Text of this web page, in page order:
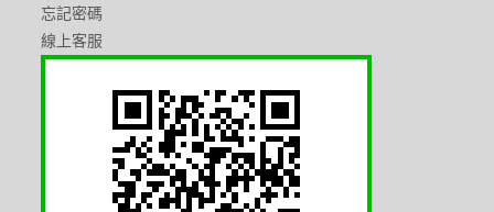
忘記密碼
線上客服